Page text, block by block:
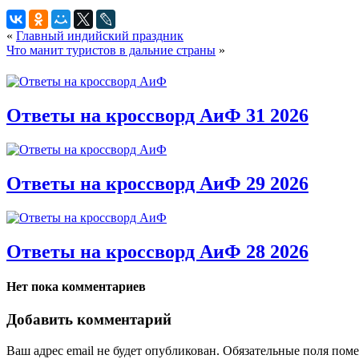
« Главный индийский праздник
Что манит туристов в дальние страны »
Ответы на кроссворд АиФ 31 2026
Ответы на кроссворд АиФ 29 2026
Ответы на кроссворд АиФ 28 2026
Нет пока комментариев
Добавить комментарий
Ваш адрес email не будет опубликован. Обязательные поля